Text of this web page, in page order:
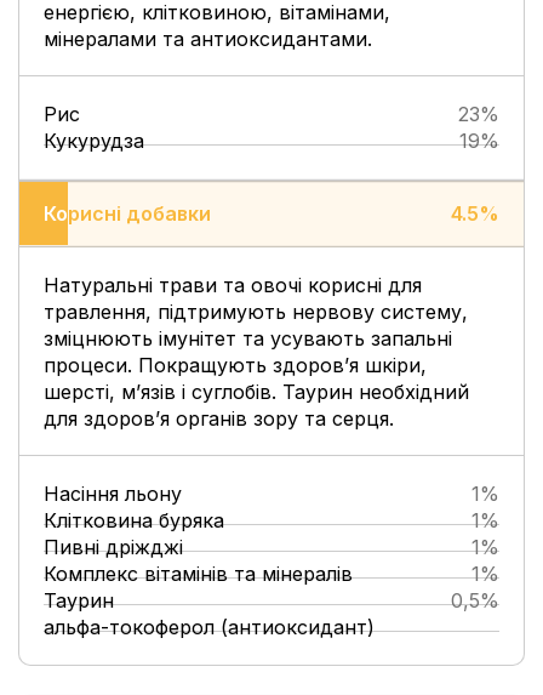
енергією, клітковиною, вітамінами,
мінералами та антиоксидантами.
Рис
23%
Кукурудза
19%
Корисні добавки
Корисні добавки 4.5%
Натуральні трави та овочі корисні для
травлення, підтримують нервову систему,
зміцнюють імунітет та усувають запальні
процеси. Покращують здоров’я шкіри,
шерсті, м’язів і суглобів. Таурин необхідний
для здоров’я органів зору та серця.
Насіння льону
1%
Клітковина буряка
1%
Пивні дріжджі
1%
Комплекс вітамінів та мінералів
1%
Таурин
0,5%
альфа-токоферол (антиоксидант)